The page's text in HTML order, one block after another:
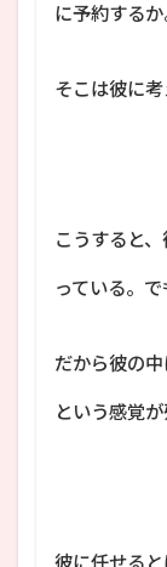
に予約するか
そこは彼に考
こうすると
っている。
だから彼の中
という感覚が
彼に任せる